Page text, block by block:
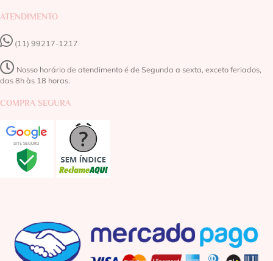
ATENDIMENTO
(11) 99217-1217‬
Nosso horário de atendimento é de Segunda a sexta, exceto feriados,
das 8h às 18 horas.
COMPRA SEGURA